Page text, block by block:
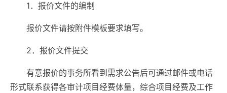
1．报价文件的编制
报价文件请按附件模板要求填写。
2．报价文件提交
有意报价的事务所看到需求公告后可通过邮件或电话
形式联系获得各审计项目经费体量，综合项目经费及工作